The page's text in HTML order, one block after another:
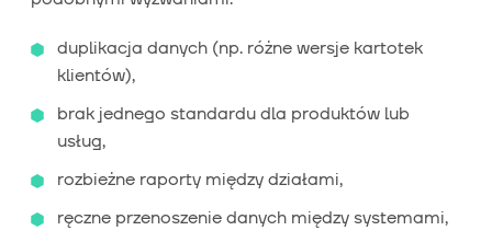
duplikacja danych (np. różne wersje kartotek
klientów),
brak jednego standardu dla produktów lub
usług,
rozbieżne raporty między działami,
ręczne przenoszenie danych między systemami,